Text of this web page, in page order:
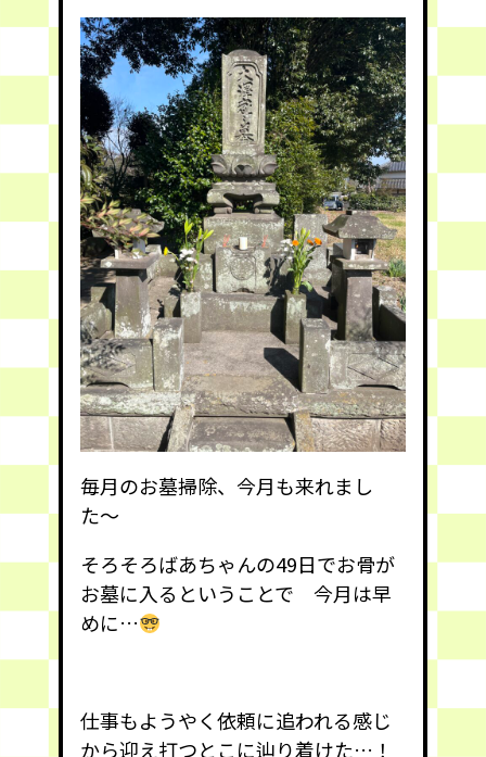
毎月のお墓掃除、今月も来れまし
た〜
そろそろばあちゃんの49日でお骨が
お墓に入るということで 今月は早
めに…
仕事もようやく依頼に追われる感じ
から迎え打つとこに辿り着けた…！